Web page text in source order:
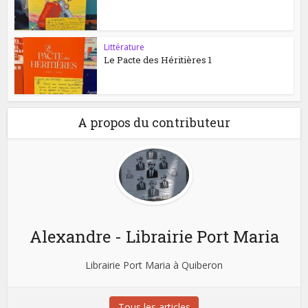
Littérature
Le Pacte des Héritières 1
A propos du contributeur
Alexandre - Librairie Port Maria
Librairie Port Maria à Quiberon